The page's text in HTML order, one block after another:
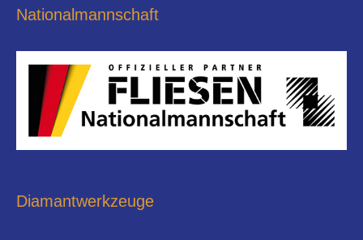
Nationalmannschaft
Diamantwerkzeuge